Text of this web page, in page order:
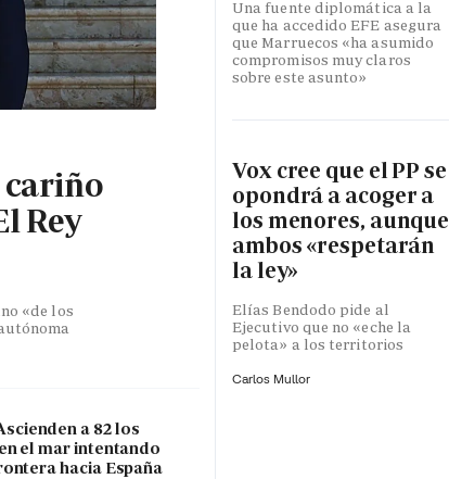
cariño
Rey
«de los
a 82 los
el mar intentando
hacia España
Una fuente diplomática a la
que ha accedido EFE asegura
que Marruecos «ha asumido
compromisos muy claros
sobre este asunto»
Vox cree que el PP se
opondrá a acoger a
los menores, aunque
ambos «respetarán
la ley»
Elías Bendodo pide al
Ejecutivo que no «eche la
pelota» a los territorios
Carlos Mullor